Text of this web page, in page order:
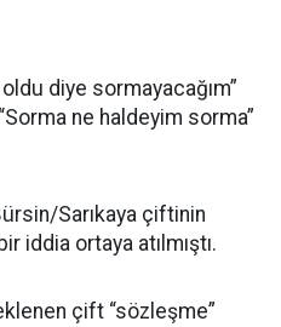
diye sormayacağım”
ne haldeyim sorma”
Sarıkaya çiftinin
iddia ortaya atılmıştı.
çift “sözleşme”